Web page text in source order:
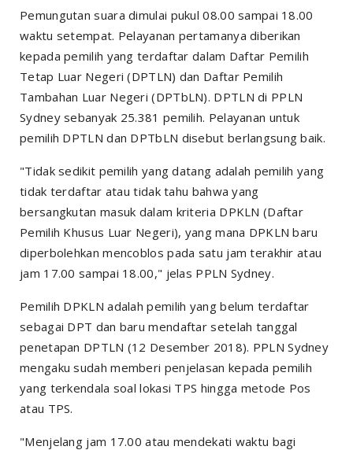
Pemungutan suara dimulai pukul 08.00 sampai 18.00
waktu setempat. Pelayanan pertamanya diberikan
kepada pemilih yang terdaftar dalam Daftar Pemilih
Tetap Luar Negeri (DPTLN) dan Daftar Pemilih
Tambahan Luar Negeri (DPTbLN). DPTLN di PPLN
Sydney sebanyak 25.381 pemilih. Pelayanan untuk
pemilih DPTLN dan DPTbLN disebut berlangsung baik.
"Tidak sedikit pemilih yang datang adalah pemilih yang
tidak terdaftar atau tidak tahu bahwa yang
bersangkutan masuk dalam kriteria DPKLN (Daftar
Pemilih Khusus Luar Negeri), yang mana DPKLN baru
diperbolehkan mencoblos pada satu jam terakhir atau
jam 17.00 sampai 18.00," jelas PPLN Sydney.
Pemilih DPKLN adalah pemilih yang belum terdaftar
sebagai DPT dan baru mendaftar setelah tanggal
penetapan DPTLN (12 Desember 2018). PPLN Sydney
mengaku sudah memberi penjelasan kepada pemilih
yang terkendala soal lokasi TPS hingga metode Pos
atau TPS.
"Menjelang jam 17.00 atau mendekati waktu bagi